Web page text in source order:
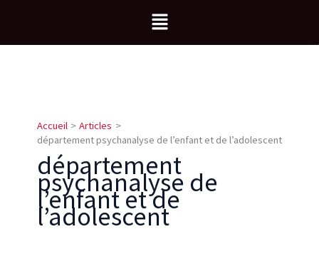
contenu
Menu
Accueil
Articles
département psychanalyse de l’enfant et de l’adolescent
département
psychanalyse de
l’enfant et de
l’adolescent